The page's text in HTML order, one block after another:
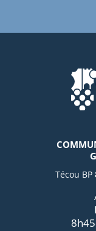
Técou BP